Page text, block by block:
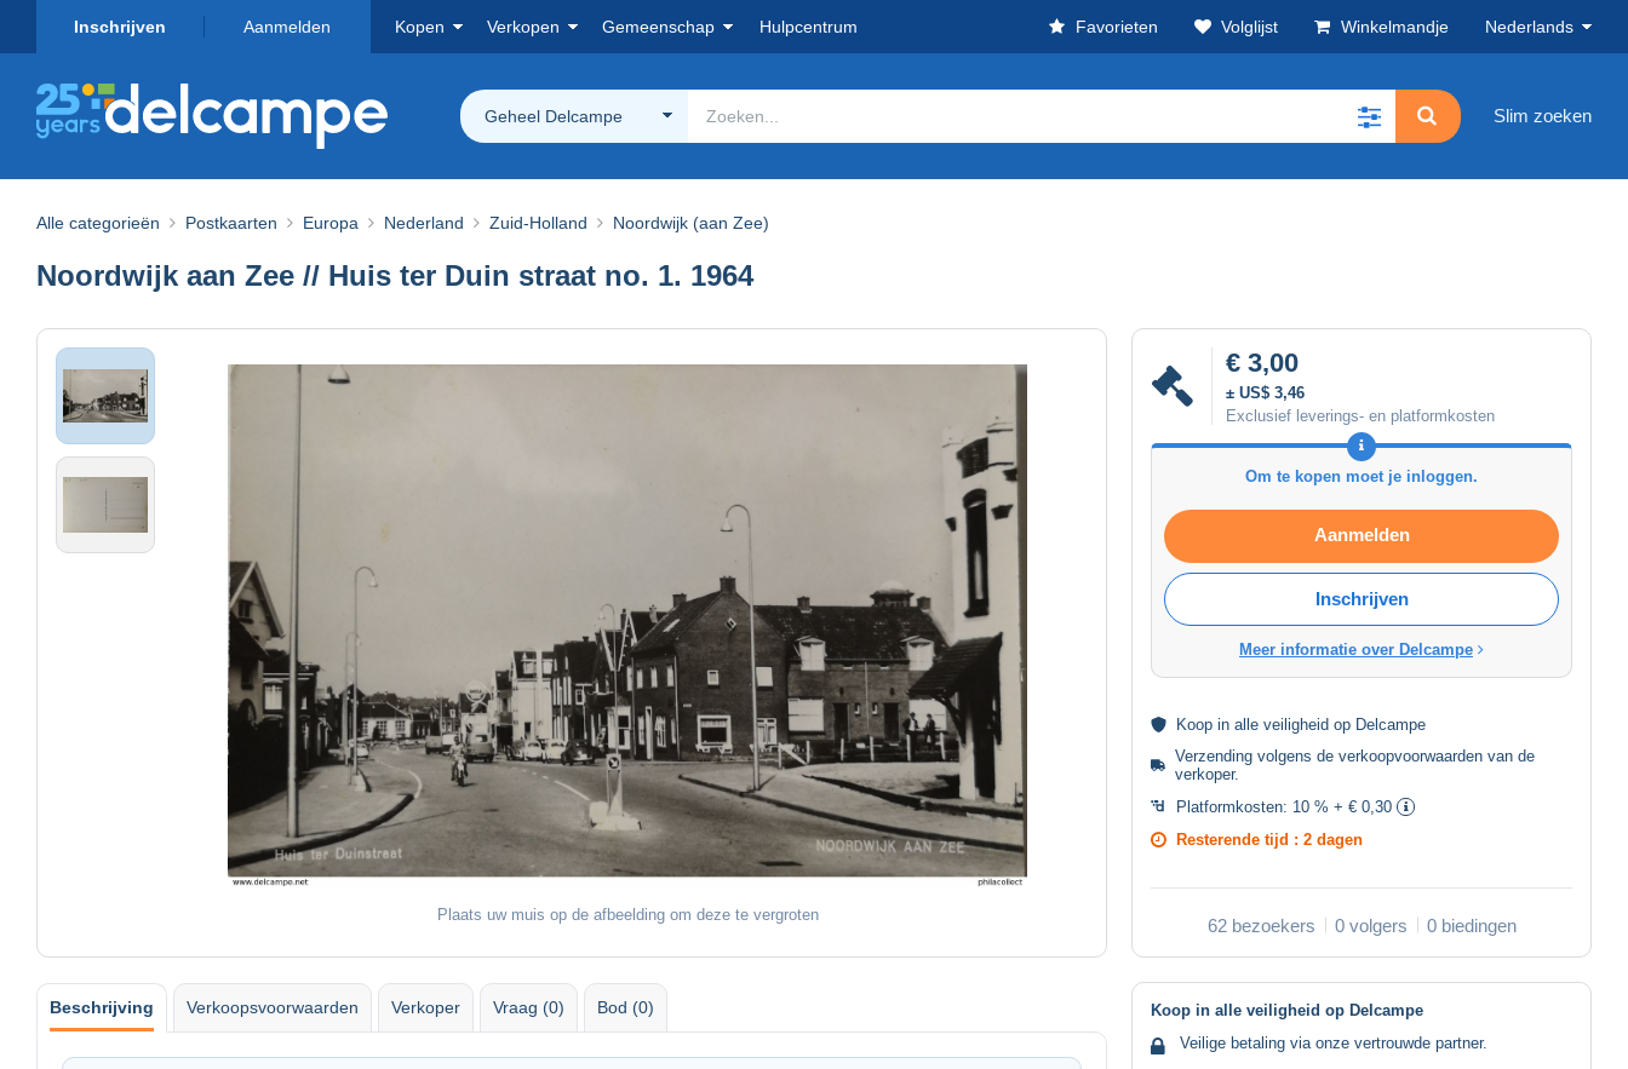
Inschrijven Aanmelden Kopen Verkopen Gemeenschap Hulpcentrum Favorieten Volglijst Winkelmandje Nederlands
Geheel Delcampe Slim zoeken
Alle categorieën Postkaarten Europa Nederland Zuid-Holland Noordwijk (aan Zee)
Noordwijk aan Zee // Huis ter Duin straat no. 1. 1964
Plaats uw muis op de afbeelding om deze te vergroten
€ 3,00
± US$ 3,46
Exclusief leverings- en platformkosten
Om te kopen moet je inloggen.
Aanmelden
Inschrijven
Meer informatie over Delcampe
Koop in alle veiligheid op Delcampe
Verzending volgens deverkoopvoorwaarden van de
verkoper.
Platformkosten: 10 % + € 0,30
Resterende tijd : 2 dagen
62 bezoekers 0 volgers 0 biedingen
Beschrijving Verkoopsvoorwaarden Verkoper Vraag (0) Bod (0)
Koop in alle veiligheid op Delcampe
Veilige betaling via onze vertrouwde partner.